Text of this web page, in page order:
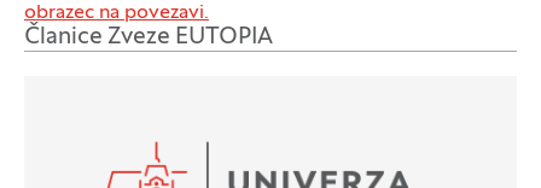
obrazec na povezavi.
Članice Zveze EUTOPIA